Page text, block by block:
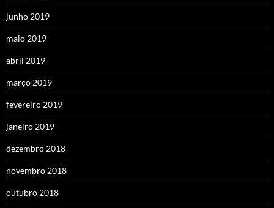
junho 2019
maio 2019
abril 2019
março 2019
fevereiro 2019
janeiro 2019
dezembro 2018
novembro 2018
outubro 2018